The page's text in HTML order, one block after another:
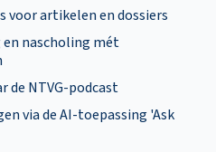
voor artikelen en dossiers
nascholing mét
de NTVG-podcast
via de AI-toepassing 'Ask